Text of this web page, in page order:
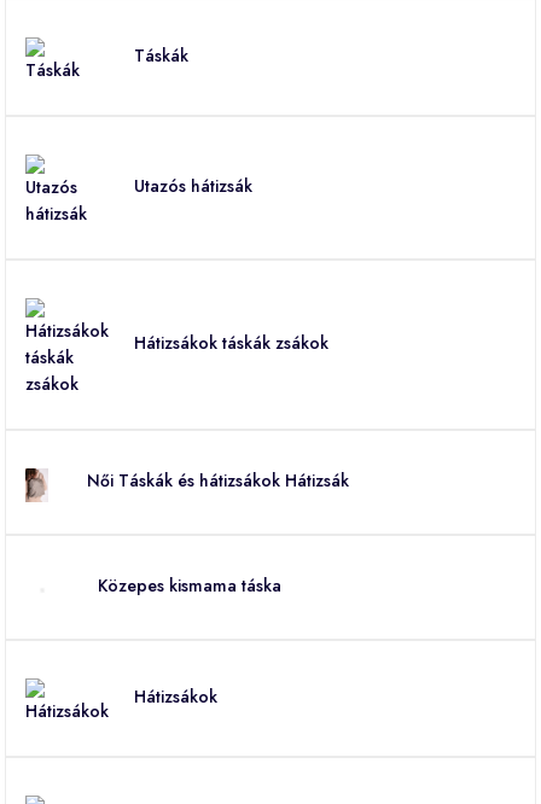
Táskák
Utazós hátizsák
Hátizsákok táskák zsákok
Női Táskák és hátizsákok Hátizsák
Közepes kismama táska
Hátizsákok